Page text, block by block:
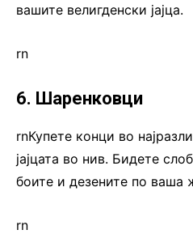
вашите велигденски јајца.
rn
6. Шаренковци
rnКупете конци во
јајцата во нив. Бидете
боите и дезените по ваша
rn